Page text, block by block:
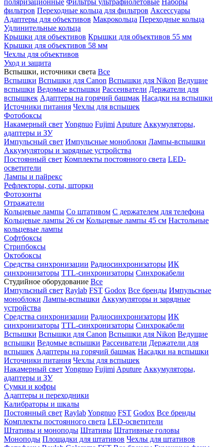
поляризационные Фильтры ультрафиолетовые Наборы
фильтров Переходные кольца для фильтров Аксессуары
Адаптеры для объективов Макрокольца Переходные кольца
Удлинительные кольца
Крышки для объективов Крышки для объективов 55 мм
Крышки для объективов 58 мм
Чехлы для объективов
Уход и защита
Вспышки, источники света Все
Вспышки Вспышки для Canon Вспышки для Nikon Ведущие
вспышки Ведомые вспышки Рассеиватели Держатели для
вспышкек Адаптеры на горячий башмак Насадки на вспышки
Источники питания Чехлы для вспышек
Фотобоксы
Накамерный свет Yongnuo Fujimi Aputure Аккумуляторы,
адаптеры и ЗУ
Импульсный свет Импульсные моноблоки Лампы-вспышки
Аккумуляторы и зарядные устройства
Постоянный свет Комплекты постоянного света LED-
осветители
Лампы и пайрекс
Рефлекторы, соты, шторки
Фотозонты
Отражатели
Кольцевые лампы Со штативом С держателем для телефона
Кольцевые лампы 26 см Кольцевые лампы 45 см Настольные
кольцевые лампы
Софтбоксы
Стрипбоксы
Октобоксы
Средства синхронизации Радиосинхронизаторы ИК
синхронизаторы TTL-синхронизаторы Синхрокабели
Студийное оборудование Все
Импульсный свет Raylab FST Godox Все бренды Импульсные
моноблоки Лампы-вспышки Аккумуляторы и зарядные
устройства
Средства синхронизации Радиосинхронизаторы ИК
синхронизаторы TTL-синхронизаторы Синхрокабели
Вспышки Вспышки для Canon Вспышки для Nikon Ведущие
вспышки Ведомые вспышки Рассеиватели Держатели для
вспышек Адаптеры на горячий башмак Насадки на вспышки
Источники питания Чехлы для вспышек
Накамерный свет Yongnuo Fujimi Aputure Аккумуляторы,
адаптеры и ЗУ
Сумки и кофры
Адаптеры и переходники
Калибраторы и шкалы
Постоянный свет RaylabYongnuo FST Godox Все бренды
Комплекты постоянного света LED-осветители
Штативы и моноподы Штативы Штативные головы
Моноподы Площадки для штативов Чехлы для штативов